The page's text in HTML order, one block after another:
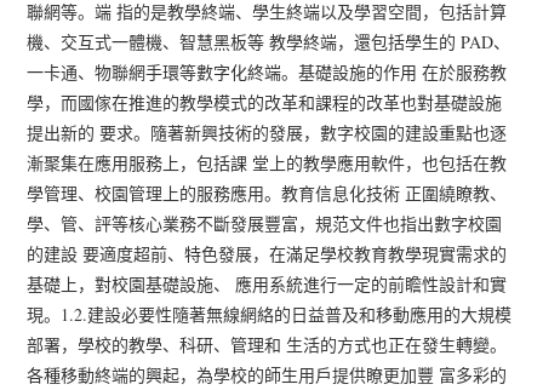
聯網等。端 指的是教學終端、學生終端以及學習空間，包括計算
機、交互式一體機、智慧黑板等 教學終端，還包括學生的 PAD、
一卡通、物聯網手環等數字化終端。基礎設施的作用 在於服務教
學，而國傢在推進的教學模式的改革和課程的改革也對基礎設施
提出新的 要求。隨著新興技術的發展，數字校園的建設重點也逐
漸聚集在應用服務上，包括課 堂上的教學應用軟件，也包括在教
學管理、校園管理上的服務應用。教育信息化技術 正圍繞瞭教、
學、管、評等核心業務不斷發展豐富，規范文件也指出數字校園
的建設 要適度超前、特色發展，在滿足學校教育教學現實需求的
基礎上，對校園基礎設施、 應用系統進行一定的前瞻性設計和實
現。1.2.建設必要性隨著無線網絡的日益普及和移動應用的大規模
部署，學校的教學、科研、管理和 生活的方式也正在發生轉變。
各種移動終端的興起，為學校的師生用戶提供瞭更加豐 富多彩的